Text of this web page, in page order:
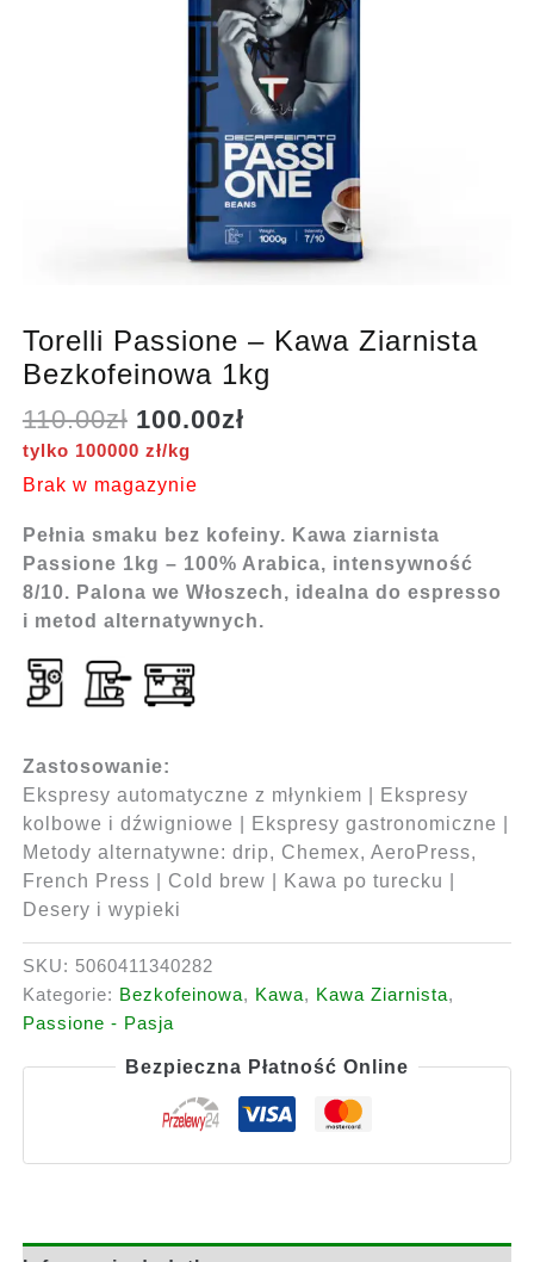
Torelli Passione – Kawa Ziarnista
Bezkofeinowa 1kg
110.00zł Pierwotna
cena
wynosiła:
110.00zł.
100.00złAktualna
tylko 100000 zł/kg
Brak w magazynie
Pełnia smaku bez kofeiny. Kawa ziarnista
Passione 1kg – 100% Arabica, intensywność
8/10. Palona we Włoszech, idealna do espresso
i metod alternatywnych.
Zastosowanie:
Ekspresy automatyczne z młynkiem | Ekspresy
kolbowe i dźwigniowe | Ekspresy gastronomiczne |
Metody alternatywne: drip, Chemex, AeroPress,
French Press | Cold brew | Kawa po turecku |
Desery i wypieki
SKU: 5060411340282
Kategorie: Bezkofeinowa, Kawa, Kawa Ziarnista,
Passione - Pasja
Bezpieczna Płatność Online